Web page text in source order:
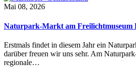
Mai 08, 2026
Naturpark-Markt am Freilichtmuseum
Erstmals findet in diesem Jahr ein
darüber freuen wir uns sehr. Am
regionale…